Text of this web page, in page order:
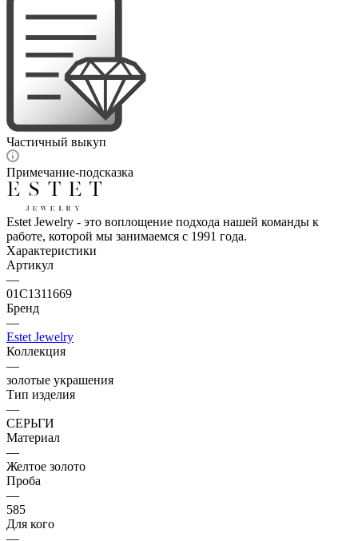
Частичный выкуп
Примечание-подсказка
Estet Jewelry - это воплощение подхода нашей команды к
работе, которой мы занимаемся с 1991 года.
Характеристики
Артикул
—
01С1311669
Бренд
—
Estet Jewelry
Коллекция
—
золотые украшения
Тип изделия
—
СЕРЬГИ
Материал
—
Желтое золото
Проба
—
585
Для кого
—